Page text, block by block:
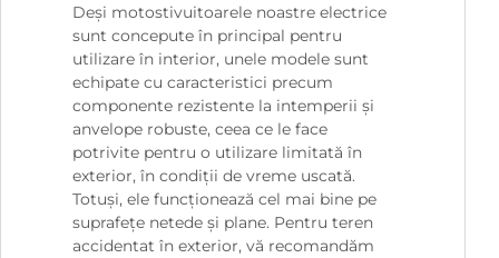
Deși motostivuitoarele noastre electrice
sunt concepute în principal pentru
utilizare în interior, unele modele sunt
echipate cu caracteristici precum
componente rezistente la intemperii și
anvelope robuste, ceea ce le face
potrivite pentru o utilizare limitată în
exterior, în condiții de vreme uscată.
Totuși, ele funcționează cel mai bine pe
suprafețe netede și plane. Pentru teren
accidentat în exterior, vă recomandăm